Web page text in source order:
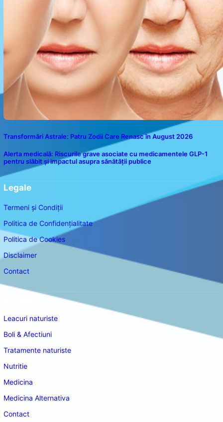
Transformări Astrale: Patru Zodii Care Renasc în August 2026
Alerta medicală: Riscurile grave asociate cu medicamentele GLP-1
pentru slăbit și impactul asupra sănătății publice
Legale
Termeni și Condiții
Politica de Confidențialitate
Politica de Cookies
Disclaimer
Contact
Leacuri naturiste
Boli & Afectiuni
Tratamente naturiste
Nutritie
Medicina
Medicina Alternativa
Contact